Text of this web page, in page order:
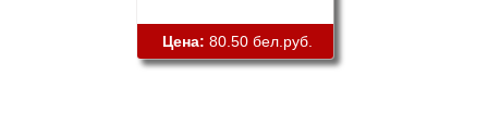
Цена: 80.50 бел.руб.